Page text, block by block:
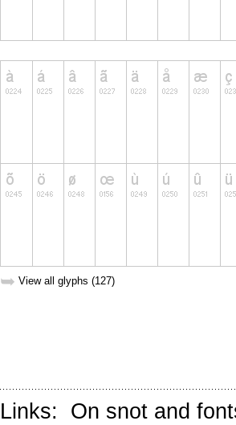
➥ View all glyphs (127)
Links: On snot and